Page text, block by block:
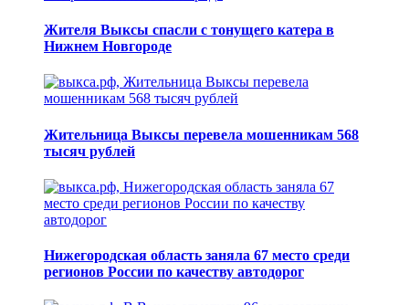
Жителя Выксы спасли с тонущего катера в
Нижнем Новгороде
Жительница Выксы перевела мошенникам 568
тысяч рублей
Нижегородская область заняла 67 место среди
регионов России по качеству автодорог